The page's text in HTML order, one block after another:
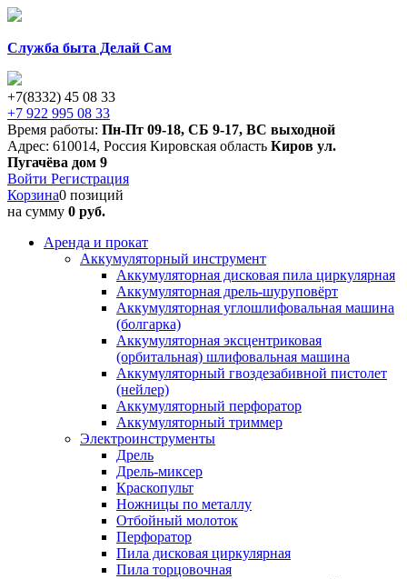
Служба быта Делай Сам
+7(8332) 45 08 33
+7 922 995 08 33
Время работы: Пн-Пт 09-18, СБ 9-17, ВС выходной
Адрес: 610014, Россия Кировская область Киров ул.
Пугачёва дом 9
Войти Регистрация
Корзина0 позиций
на сумму 0 руб.
Аренда и прокат
Аккумуляторный инструмент
Аккумуляторная дисковая пила циркулярная
Аккумуляторная дрель-шуруповёрт
Аккумуляторная углошлифовальная машина
(болгарка)
Аккумуляторная эксцентриковая
(орбитальная) шлифовальная машина
Аккумуляторный гвоздезабивной пистолет
(нейлер)
Аккумуляторный перфоратор
Аккумуляторный триммер
Электроинструменты
Дрель
Дрель-миксер
Краскопульт
Ножницы по металлу
Отбойный молоток
Перфоратор
Пила дисковая циркулярная
Пила торцовочная